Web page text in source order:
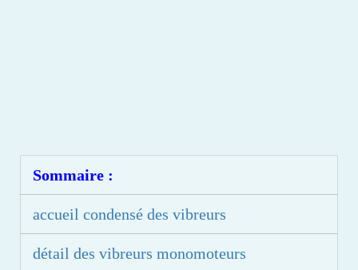
Sommaire :
accueil condensé des vibreurs
détail des vibreurs monomoteurs